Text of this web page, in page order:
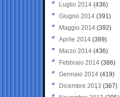
Luglio 2014 (436)
Giugno 2014 (391)
Maggio 2014 (392)
Aprile 2014 (389)
Marzo 2014 (436)
Febbraio 2014 (386)
Gennaio 2014 (419)
Dicembre 2013 (367)